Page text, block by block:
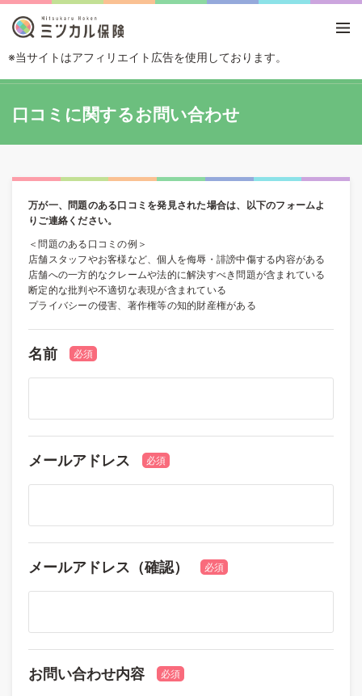
※当サイトはアフィリエイト広告を使用しております。
口コミに関するお問い合わせ
万が一、問題のある口コミを発見された場合は、以下のフォームよ
りご連絡ください。
＜問題のある口コミの例＞
店舗スタッフやお客様など、個人を侮辱・誹謗中傷する内容がある
店舗への一方的なクレームや法的に解決すべき問題が含まれている
断定的な批判や不適切な表現が含まれている
プライバシーの侵害、著作権等の知的財産権がある
名前 必須
メールアドレス 必須
メールアドレス（確認） 必須
お問い合わせ内容 必須